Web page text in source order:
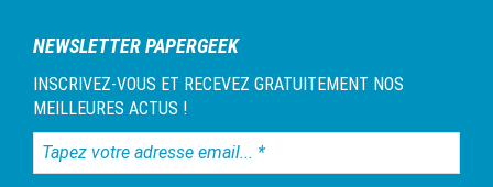
NEWSLETTER PAPERGEEK
INSCRIVEZ-VOUS ET RECEVEZ GRATUITEMENT NOS
MEILLEURES ACTUS !
Tapez
votre